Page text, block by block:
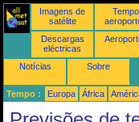
Imagens de
satélite
Tempo
Descargas
eléctricas
Notícias Sobre
Tempo : Europa África